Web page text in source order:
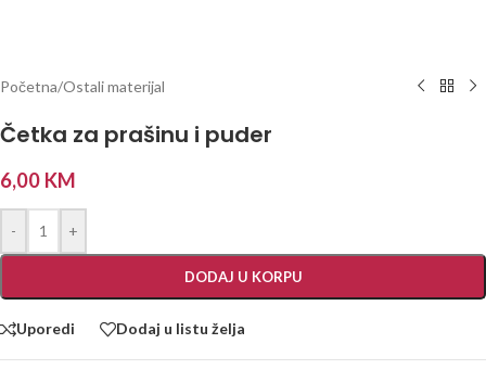
Početna/Ostali materijal
Četka za prašinu i puder
6,00 KM
- +
DODAJ U KORPU
Uporedi Dodaj u listu želja